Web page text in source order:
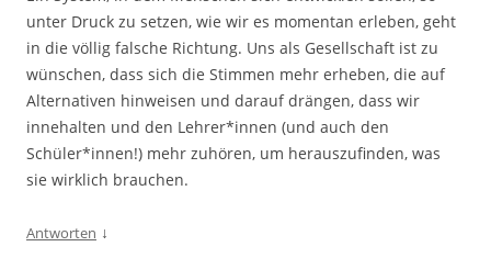
unter Druck zu setzen, wie wir es momentan erleben, geht
in die völlig falsche Richtung. Uns als Gesellschaft ist zu
wünschen, dass sich die Stimmen mehr erheben, die auf
Alternativen hinweisen und darauf drängen, dass wir
innehalten und den Lehrer*innen (und auch den
Schüler*innen!) mehr zuhören, um herauszufinden, was
sie wirklich brauchen.
Antworten ↓